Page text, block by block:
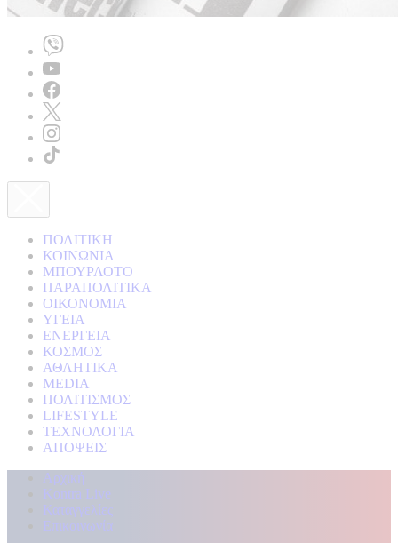
ΠΟΛΙΤΙΚΗ
ΚΟΙΝΩΝΙΑ
ΜΠΟΥΡΛΟΤΟ
ΠΑΡΑΠΟΛΙΤΙΚΑ
ΟΙΚΟΝΟΜΙΑ
ΥΓΕΙΑ
ΕΝΕΡΓΕΙΑ
ΚΟΣΜΟΣ
ΑΘΛΗΤΙΚΑ
MEDIA
ΠΟΛΙΤΙΣΜΟΣ
LIFESTYLE
ΤΕΧΝΟΛΟΓΙΑ
ΑΠΟΨΕΙΣ
Αρχική
Kontra Live
Καταγγελίες
Επικοινωνία